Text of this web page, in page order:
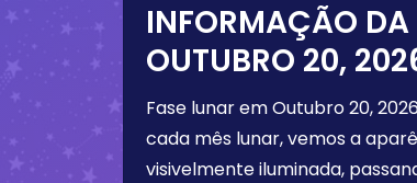
INFORMAÇÃO DA
OUTUBRO 20,
Fase lunar emOutubro 20, 2026
cada mês lunar, vemos a
visivelmente iluminada,